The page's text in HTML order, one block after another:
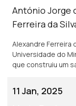
António Jorge
Ferreira da
Alexandre Ferreira
Universidade do
que construiu um
11 Jan, 2025